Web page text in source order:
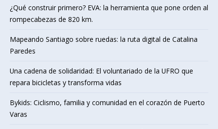
¿Qué construir primero? EVA: la herramienta que pone orden al
rompecabezas de 820 km.
Mapeando Santiago sobre ruedas: la ruta digital de Catalina
Paredes
Una cadena de solidaridad: El voluntariado de la UFRO que
repara bicicletas y transforma vidas
Bykids: Ciclismo, familia y comunidad en el corazón de Puerto
Varas